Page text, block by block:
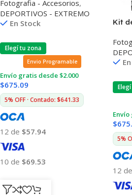
Fotografia - Accesorios,
DEPORTIVOS - EXTREMO
En Stock
Elegí tu zona
Envio Programable
Envío gratis desde $2.000
$675.09
5% OFF · Contado: $641.33
12 de $57.94
10 de $69.53
Kit
Envío
$
5%
12 de